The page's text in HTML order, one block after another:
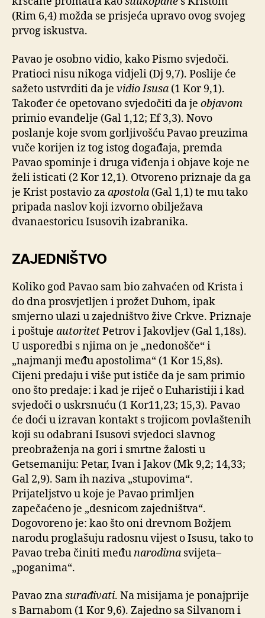
(Rim 6,4) možda se prisjeća upravo ovog svojeg
prvog iskustva.
Pavao je osobno vidio, kako Pismo svjedoči.
Pratioci nisu nikoga vidjeli (Dj 9,7). Poslije će
sažeto ustvrditi da je vidio Isusa (1 Kor 9,1).
Također će opetovano svjedočiti da je objavom
primio evanđelje (Gal 1,12; Ef 3,3). Novo
poslanje koje svom gorljivošću Pavao preuzima
vuče korijen iz tog istog događaja, premda
Pavao spominje i druga viđenja i objave koje ne
želi isticati (2 Kor 12,1). Otvoreno priznaje da ga
je Krist postavio zaapostola (Gal 1,1) te mu tako
pripada naslov koji izvorno obilježava
dvanaestoricu Isusovih izabranika.
ZAJEDNIŠTVO
Koliko god Pavao sam bio zahvaćen od Krista i
do dna prosvjetljen i prožet Duhom, ipak
smjerno ulazi u zajedništvo žive Crkve. Priznaje
i poštuje autoritetPetrov i Jakovljev (Gal 1,18s).
U usporedbi s njima on je „nedonošče“ i
„najmanji među apostolima“ (1 Kor 15,8s).
Cijeni predaju i više put ističe da je sam primio
ono što predaje: i kad je riječ o Euharistiji i kad
svjedoči o uskrsnuću (1 Kor11,23; 15,3). Pavao
će doći u izravan kontakt s trojicom povlaštenih
koji su odabrani Isusovi svjedoci slavnog
preobraženja na gori i smrtne žalosti u
Getsemaniju: Petar, Ivan i Jakov (Mk 9,2; 14,33;
Gal 2,9). Sam ih naziva „stupovima“.
Prijateljstvo u koje je Pavao primljen
zapečaćeno je „desnicom zajedništva“.
Dogovoreno je: kao što oni drevnom Božjem
narodu proglašuju radosnu vijest o Isusu, tako to
Pavao treba činiti međunarodima svijeta–
„poganima“.
Pavao znasurađivati. Na misijama je ponajprije
s Barnabom (1 Kor 9,6). Zajedno sa Silvanom i